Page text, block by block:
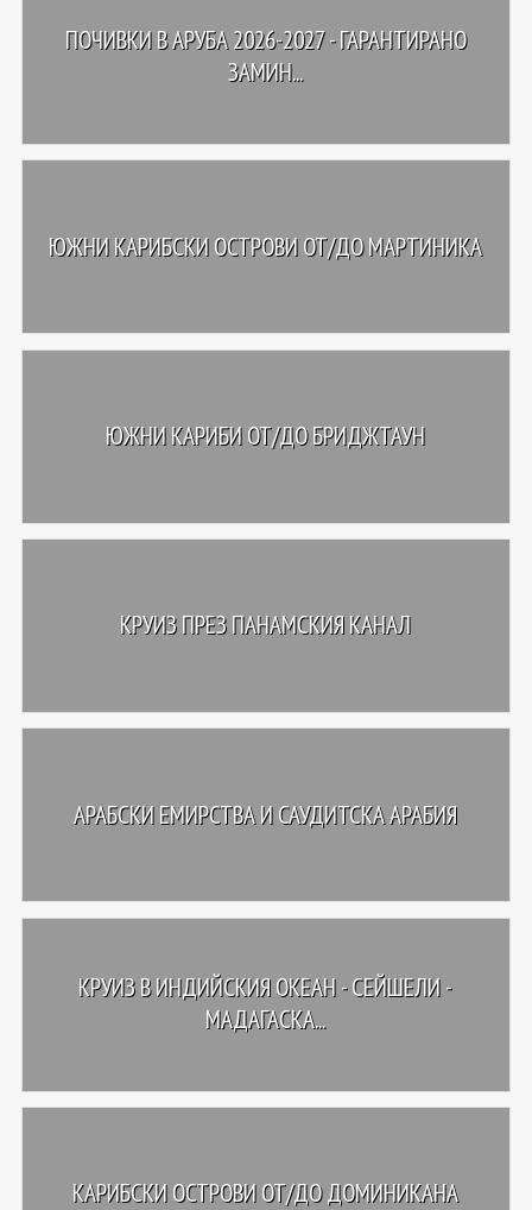
ПОЧИВКИ В АРУБА 2026-2027 - ГАРАНТИРАНО
ЗАМИН...
ЮЖНИ КАРИБСКИ ОСТРОВИ ОТ/ДО МАРТИНИКА
ЮЖНИ КАРИБИ ОТ/ДО БРИДЖТАУН
КРУИЗ ПРЕЗ ПАНАМСКИЯ КАНАЛ
АРАБСКИ ЕМИРСТВА И САУДИТСКА АРАБИЯ
КРУИЗ В ИНДИЙСКИЯ ОКЕАН - СЕЙШЕЛИ -
МАДАГАСКА...
КАРИБСКИ ОСТРОВИ ОТ/ДО ДОМИНИКАНА